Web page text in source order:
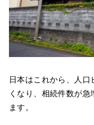
日本はこれから、人
くなり、相続件数が
ます。